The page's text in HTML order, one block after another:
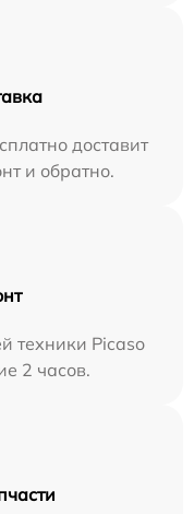
доставит
и обратно.
техники Picaso
2 часов.